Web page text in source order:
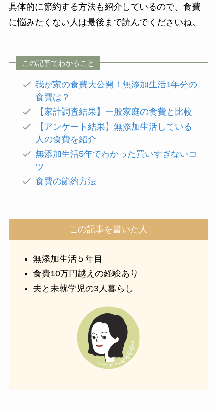
具体的に節約する方法も紹介しているので、食費
に悩みたくない人は最後まで読んでくださいね。
この記事でわかること
我が家の食費大公開！無添加生活1年分の
食費は？
【家計調査結果】一般家庭の食費と比較
【アンケート結果】無添加生活している
人の食費を紹介
無添加生活5年でわかった買いすぎないコ
ツ
食費の節約方法
この記事を書いた人
無添加生活５年目
食費10万円越えの経験あり
夫と未就学児の3人暮らし